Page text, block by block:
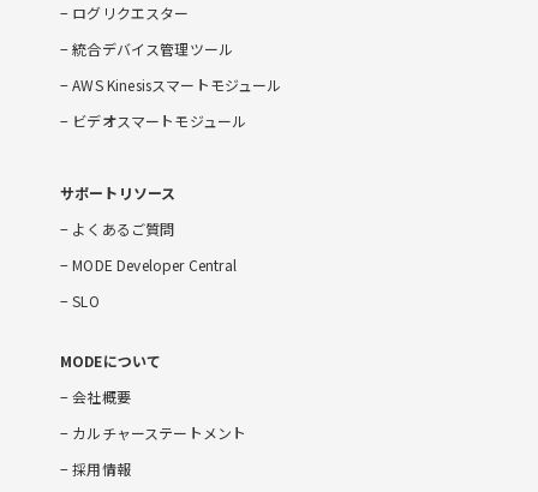
ログリクエスター
統合デバイス管理ツール
AWS Kinesisスマートモジュール
ビデオスマートモジュール
サポートリソース
よくあるご質問
MODE Developer Central
SLO
MODEについて
会社概要
カルチャーステートメント
採用情報